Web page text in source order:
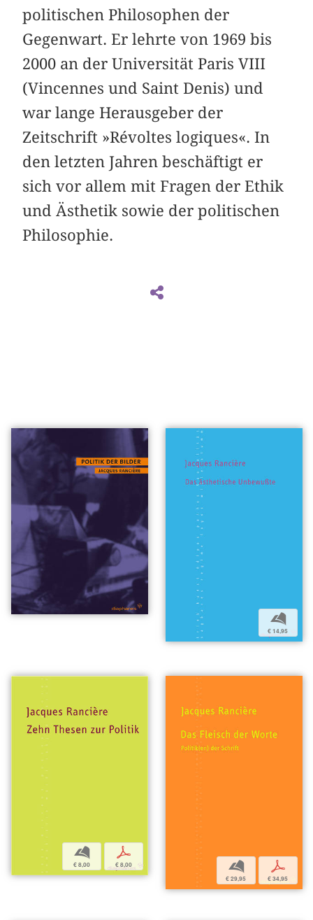
politischen Philosophen der
Gegenwart. Er lehrte von 1969 bis
2000 an der Universität Paris VIII
(Vincennes und Saint Denis) und
war lange Herausgeber der
Zeitschrift »Révoltes logiques«. In
den letzten Jahren beschäftigt er
sich vor allem mit Fragen der Ethik
und Ästhetik sowie der politischen
Philosophie.
b
€ 14,95
b
€ 8,00
p
€ 8,00 b
€ 29,95
p
€ 34,95